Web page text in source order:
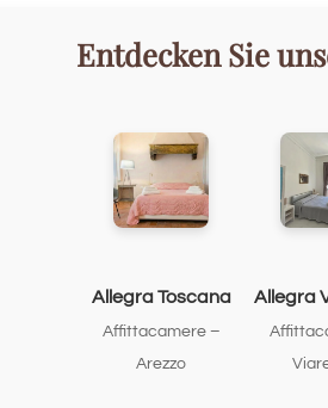
Entdecken Sie
Allegra Toscana
Affittacamere –
Arezzo
Allegra